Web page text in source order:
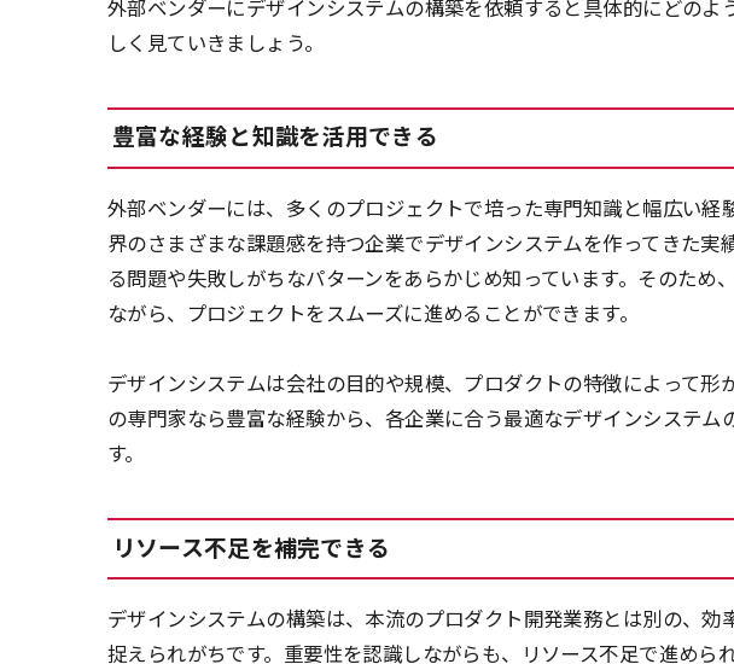
外部ベンダーにデザインシステムの構築を依頼すると具体的にどのよ
しく見ていきましょう。
豊富な経験と知識を活用できる
外部ベンダーには、多くのプロジェクトで培った専門知識と幅広い経
界のさまざまな課題感を持つ企業でデザインシステムを作ってきた実
る問題や失敗しがちなパターンをあらかじめ知っています。そのため
ながら、プロジェクトをスムーズに進めることができます。
デザインシステムは会社の目的や規模、プロダクトの特徴によって形
の専門家なら豊富な経験から、各企業に合う最適なデザインシステム
す。
リソース不足を補完できる
デザインシステムの構築は、本流のプロダクト開発業務とは別の、効
捉えられがちです。重要性を認識しながらも、リソース不足で進めら